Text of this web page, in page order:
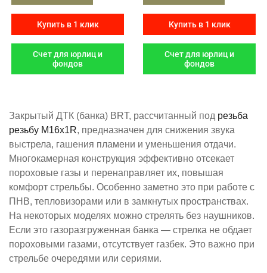
Купить в 1 клик
Счет для юрлиц и
фондов
Купить в 1 клик
Счет для юрлиц и
фондов
Закрытый ДТК (банка) BRT, рассчитанный под резьба ​
резьбу М16х1R​, предназначен для снижения звука
выстрела, гашения пламени и уменьшения отдачи.
Многокамерная конструкция эффективно отсекает
пороховые газы и перенаправляет их, повышая
комфорт стрельбы. Особенно заметно это при работе с
ПНВ, тепловизорами или в замкнутых пространствах.
На некоторых моделях можно стрелять без наушников.
Если это газоразгруженная банка — стрелка не обдает
пороховыми газами, отсутствует газбек. Это важно при
стрельбе очередями или сериями.